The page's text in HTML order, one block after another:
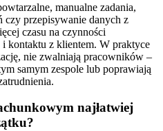
manualne zadania,
czy przepisywanie danych z
czasu na czynności
kontaktu z klientem. W praktyce
nie zwalniają pracowników –
samym zespole lub poprawiają
najłatwiej